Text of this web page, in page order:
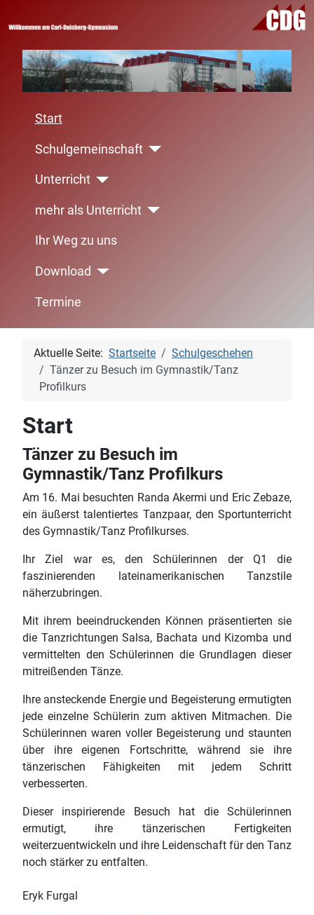
Start
Schulgemeinschaft
Unterricht
mehr als Unterricht
Ihr Weg zu uns
Download
Termine
Aktuelle Seite: Startseite
Schulgeschehen
Tänzer zu Besuch im Gymnastik/Tanz
Profilkurs
Start
Tänzer zu Besuch im
Gymnastik/Tanz Profilkurs
Am 16. Mai besuchten Randa Akermi und Eric Zebaze,
ein äußerst talentiertes Tanzpaar, den Sportunterricht
des Gymnastik/Tanz Profilkurses.
Ihr Ziel war es, den Schülerinnen der Q1 die
faszinierenden lateinamerikanischen Tanzstile
näherzubringen.
Mit ihrem beeindruckenden Können präsentierten sie
die Tanzrichtungen Salsa, Bachata und Kizomba und
vermittelten den Schülerinnen die Grundlagen dieser
mitreißenden Tänze.
Ihre ansteckende Energie und Begeisterung ermutigten
jede einzelne Schülerin zum aktiven Mitmachen. Die
Schülerinnen waren voller Begeisterung und staunten
über ihre eigenen Fortschritte, während sie ihre
tänzerischen Fähigkeiten mit jedem Schritt
verbesserten.
Dieser inspirierende Besuch hat die Schülerinnen
ermutigt, ihre tänzerischen Fertigkeiten
weiterzuentwickeln und ihre Leidenschaft für den Tanz
noch stärker zu entfalten.
Eryk Furgal